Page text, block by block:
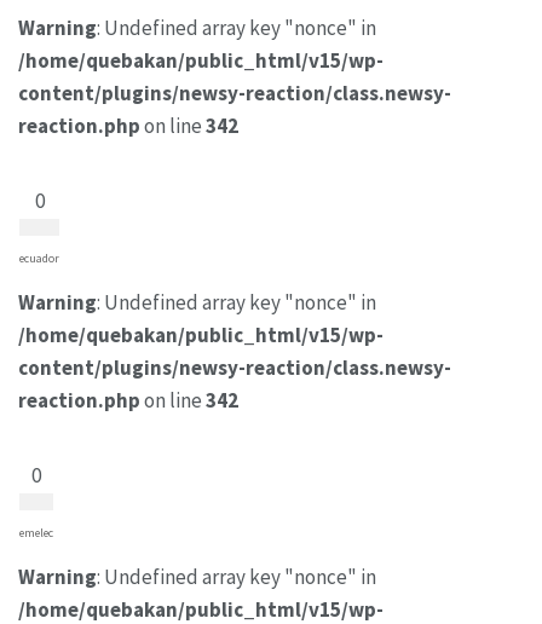
Warning: Undefined array key "nonce" in
/home/quebakan/public_html/v15/wp-
content/plugins/newsy-reaction/class.newsy-
reaction.phpon line342
0
ecuador
Warning: Undefined array key "nonce" in
/home/quebakan/public_html/v15/wp-
content/plugins/newsy-reaction/class.newsy-
reaction.phpon line342
0
emelec
Warning: Undefined array key "nonce" in
/home/quebakan/public_html/v15/wp-